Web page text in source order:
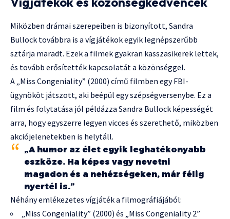
Miközben drámai szerepeiben is bizonyított, Sandra
Bullock továbbra is a vígjátékok egyik legnépszerűbb
sztárja maradt. Ezek a filmek gyakran kasszasikerek lettek,
és tovább erősítették kapcsolatát a közönséggel.
A „Miss Congeniality” (2000) című filmben egy FBI-
ügynököt játszott, aki beépül egy szépségversenybe. Ez a
film és folytatása jól példázza Sandra Bullock képességét
arra, hogy egyszerre legyen vicces és szerethető, miközben
akciójelenetekben is helytáll.
„A humor az élet egyik leghatékonyabb
eszköze. Ha képes vagy nevetni
magadon és a nehézségeken, már félig
nyertél is.”
Néhány emlékezetes vígjáték a filmográfiájából:
„Miss Congeniality” (2000) és „Miss Congeniality 2”